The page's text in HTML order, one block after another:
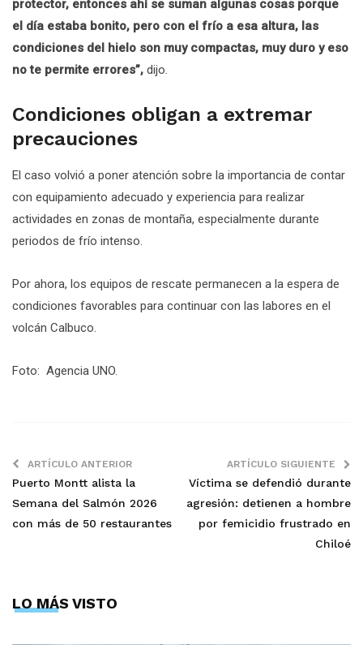
protector, entonces ahí se suman algunas cosas porque
el día estaba bonito, pero con el frío a esa altura, las
condiciones del hielo son muy compactas, muy duro y eso
no te permite errores”, dijo.
Condiciones obligan a extremar
precauciones
El caso volvió a poner atención sobre la importancia de contar
con equipamiento adecuado y experiencia para realizar
actividades en zonas de montaña, especialmente durante
periodos de frío intenso.
Por ahora, los equipos de rescate permanecen a la espera de
condiciones favorables para continuar con las labores en el
volcán Calbuco.
Foto: Agencia UNO.
ARTÍCULO ANTERIOR
Puerto Montt alista la
Semana del Salmón 2026
con más de 50 restaurantes
ARTÍCULO SIGUIENTE
Víctima se defendió durante
agresión: detienen a hombre
por femicidio frustrado en
Chiloé
LO MÁS VISTO